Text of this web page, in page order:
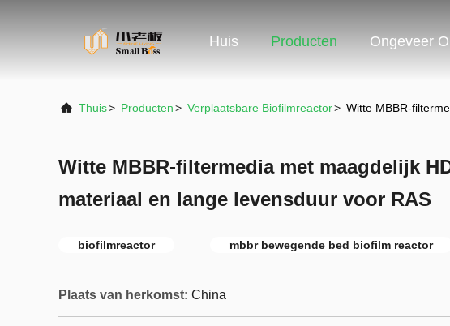
Huis Producten Ongeveer
Thuis> Producten> Verplaatsbare Biofilmreactor> Witte MBBR-
Witte MBBR-filtermedia met maagdelijk
materiaal en lange levensduur voor RAS
biofilmreactor mbbr bewegende bed biofilm reactor
Plaats van herkomst: China